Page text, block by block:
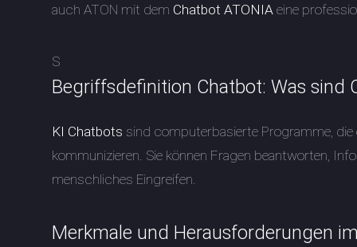
auch ATON mit dem Chatbot ATONIA eine
S
Begriffsdefinition Chatbot: Was sind
KI Chatbots sind computerbasierte Programme,
kommunizieren. Sie können Fragen beantworten,
menschliches Eingreifen.
Merkmale und Herausforderungen